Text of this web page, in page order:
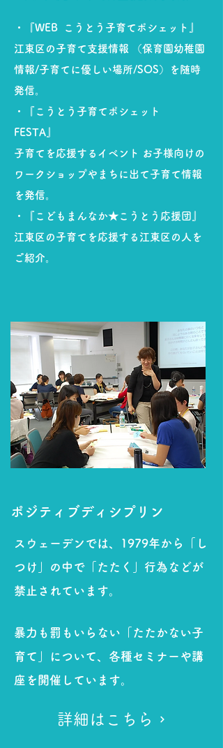
・『WEB こうとう子育てポシェット』
江東区の子育て支援情報 （保育園幼稚園
情報/子育てに優しい場所/SOS）を随時
発信。
・『こうとう子育てポシェット
FESTA』
子育てを応援するイベント お子様向けの
ワークショップやまちに出て子育て情報
を発信。
・『こどもまんなか★こうとう応援団』
江東区の子育てを応援する江東区の人を
ご紹介。
​ポジティブディシプリン
スウェーデンでは、1979年から「し
つけ」の中で「たたく」行為などが
禁止されています。
​暴力も罰もいらない「たたかない子
育て」について、各種セミナーや講
座を開催しています。
詳細はこちら